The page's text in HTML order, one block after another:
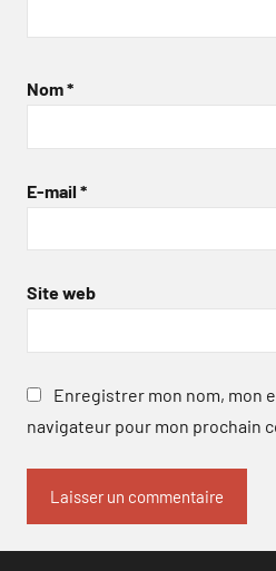
Nom*
E-mail *
Site web
Enregistrer mon nom, mon
navigateur pour mon prochain